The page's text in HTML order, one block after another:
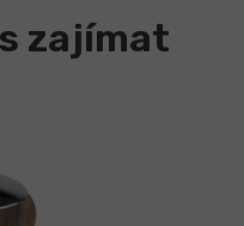
zajímat